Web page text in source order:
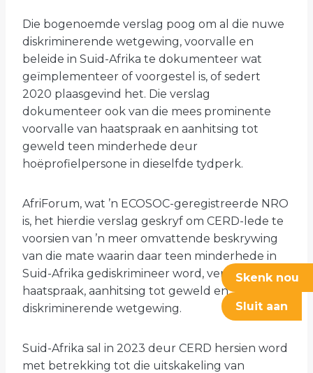
Die bogenoemde verslag poog om al die nuwe
diskriminerende wetgewing, voorvalle en
beleide in Suid-Afrika te dokumenteer wat
geïmplementeer of voorgestel is, of sedert
2020 plaasgevind het. Die verslag
dokumenteer ook van die mees prominente
voorvalle van haatspraak en aanhitsing tot
geweld teen minderhede deur
hoëprofielpersone in dieselfde tydperk.
AfriForum, wat ’n ECOSOC-geregistreerde NRO
is, het hierdie verslag geskryf om CERD-lede te
voorsien van ’n meer omvattende beskrywing
van die mate waarin daar teen minderhede in
Suid-Afrika gediskrimineer word, veral deur
haatspraak, aanhitsing tot geweld en
diskriminerende wetgewing.
Suid-Afrika sal in 2023 deur CERD hersien word
met betrekking tot die uitskakeling van
Skenk nou
Sluit aan